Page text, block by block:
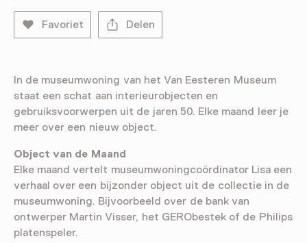
Favoriet Delen
In de museumwoning van het Van Eesteren Museum
staat een schat aan interieurobjecten en
gebruiksvoorwerpen uit de jaren 50. Elke maand leer je
meer over een nieuw object.
Object van de Maand
Elke maand vertelt museumwoningcoördinator Lisa een
verhaal over een bijzonder object uit de collectie in de
museumwoning. Bijvoorbeeld over de bank van
ontwerper Martin Visser, het GERObestek of de Philips
platenspeler.